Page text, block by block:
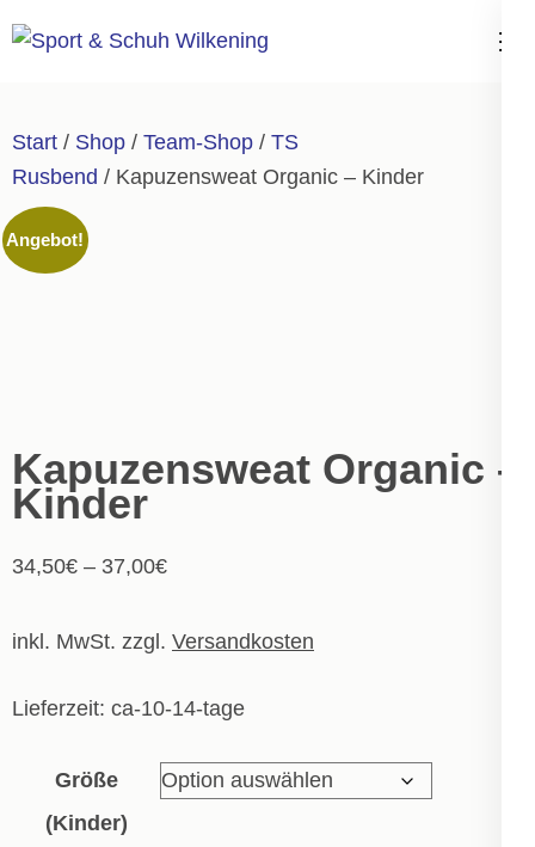
Inhalt
drücken)
Start / Shop / Team-Shop / TS
Rusbend / Kapuzensweat Organic – Kinder
Angebot!
Kapuzensweat Organic –
Kinder
34,50€ – 37,00€
inkl. MwSt. zzgl. Versandkosten
Lieferzeit: ca-10-14-tage
Größe
(Kinder)